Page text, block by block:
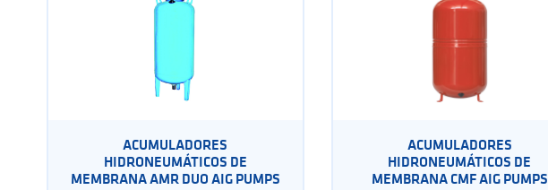
ACUMULADORES
HIDRONEUMÁTICOS DE
MEMBRANA AMR DUO AIG PUMPS
ACUMULADORES
HIDRONEUMÁTICOS DE
MEMBRANA CMF AIG PUMPS